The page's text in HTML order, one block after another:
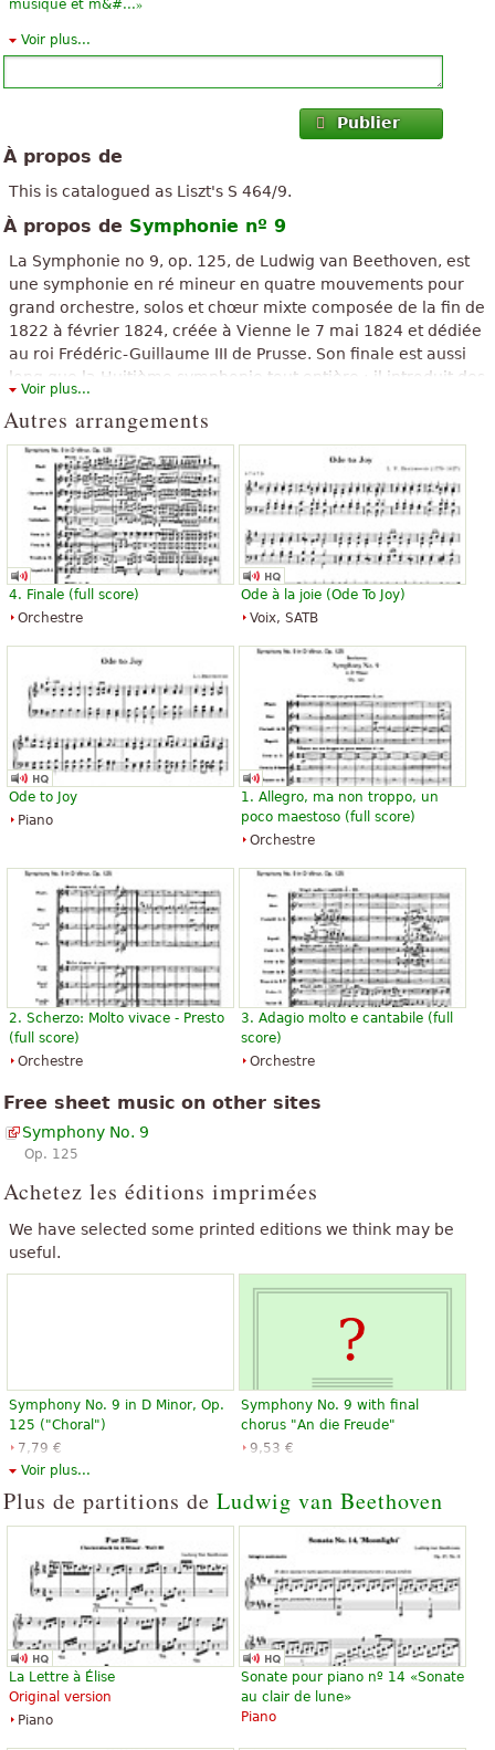
musique et m&#...»
« Je sais déjà, le grand jeu mais Super birşeyyyyy yaa
«Eh bien, ça fait si longtemps que j’ai enfin trouvé mon amour»
q belle symphonie de beethoven le plus triste»
C'est très bon, mais recherchés pour guitare acoustique
«Je tiens à jouer du piano d'aujourd'hui. »
«est l'une des plus belles symphonies »
«J'aime la musique classique»
«Masterpiece !!!!!»
Tout voir (14)
Voir plus...
Publier
À propos de
This is catalogued as Liszt's S 464/9.
À propos de Symphonie nº 9
La Symphonie no 9, op. 125, de Ludwig van Beethoven, est
une symphonie en ré mineur en quatre mouvements pour
grand orchestre, solos et chœur mixte composée de la fin de
1822 à février 1824, créée à Vienne le 7 mai 1824 et dédiée
au roi Frédéric-Guillaume III de Prusse. Son finale est aussi
long que la Huitième symphonie tout entière ; il introduit des
sections chantées sur l'Ode à la joie de Friedrich von Schiller.
The above text from the Wikipedia article "
(Beethoven)" text is available under CC BY-SA 3.0.
Voir plus...
Autres arrangements
4. Finale (full score)
Orchestre
Ode à la joie (Ode To Joy)
Voix, SATB
Ode to Joy
Piano
1. Allegro, ma non troppo, un
poco maestoso (full score)
Orchestre
2. Scherzo: Molto vivace - Presto
(full score)
Orchestre
3. Adagio molto e cantabile (full
score)
Orchestre
Free sheet music on other sites
Symphony No. 9
Op. 125
Achetez les éditions imprimées
We have selected some printed editions we think may be
useful.
Symphony No. 9 in D Minor, Op.
125 ("Choral")
7,79 €
Choir
Symphony No. 9 with final
chorus "An die Freude"
9,53 €
Symphony No. 9 (Introduction
and Instructions for Study) by
Karl Eberhardt
Scherzo (from Symphony No. 9)
52,24 €
Hal Leonard
Voir plus...
Plus de partitions de Ludwig van Beethoven
La Lettre à Élise
Original version
Piano
Sonate pour piano nº 14 «Sonate
au clair de lune»
Piano